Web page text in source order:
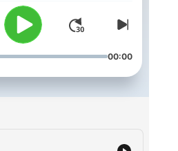
00:00